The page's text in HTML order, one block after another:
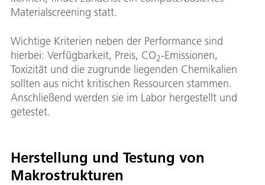
Materialscreening statt.
Wichtige Kriterien neben der Performance sind
hierbei: Verfügbarkeit, Preis, CO2-Emissionen,
Toxizität und die zugrunde liegenden Chemikalien
sollten aus nicht kritischen Ressourcen stammen.
Anschließend werden sie im Labor hergestellt und
getestet.
Herstellung und Testung von
Makrostrukturen